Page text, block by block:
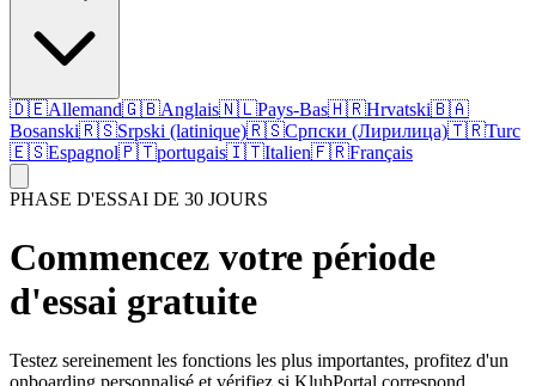
🇩🇪Allemand🇬🇧Anglais🇳🇱Pays-Bas🇭🇷Hrvatski🇧🇦
Bosanski🇷🇸Srpski (latinique)🇷🇸Српски (Лирилица)🇹🇷Turc
🇪🇸Espagnol🇵🇹portugais🇮🇹Italien🇫🇷Français
PHASE D'ESSAI DE 30 JOURS
Commencez votre période
d'essai gratuite
Testez sereinement les fonctions les plus importantes, profitez d'un
onboarding personnalisé et vérifiez si KlubPortal correspond